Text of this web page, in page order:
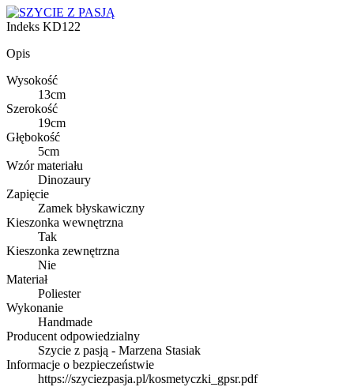
Indeks KD122
Opis
Wysokość
13cm
Szerokość
19cm
Głębokość
5cm
Wzór materiału
Dinozaury
Zapięcie
Zamek błyskawiczny
Kieszonka wewnętrzna
Tak
Kieszonka zewnętrzna
Nie
Materiał
Poliester
Wykonanie
Handmade
Producent odpowiedzialny
Szycie z pasją - Marzena Stasiak
Informacje o bezpieczeństwie
https://szyciezpasja.pl/kosmetyczki_gpsr.pdf